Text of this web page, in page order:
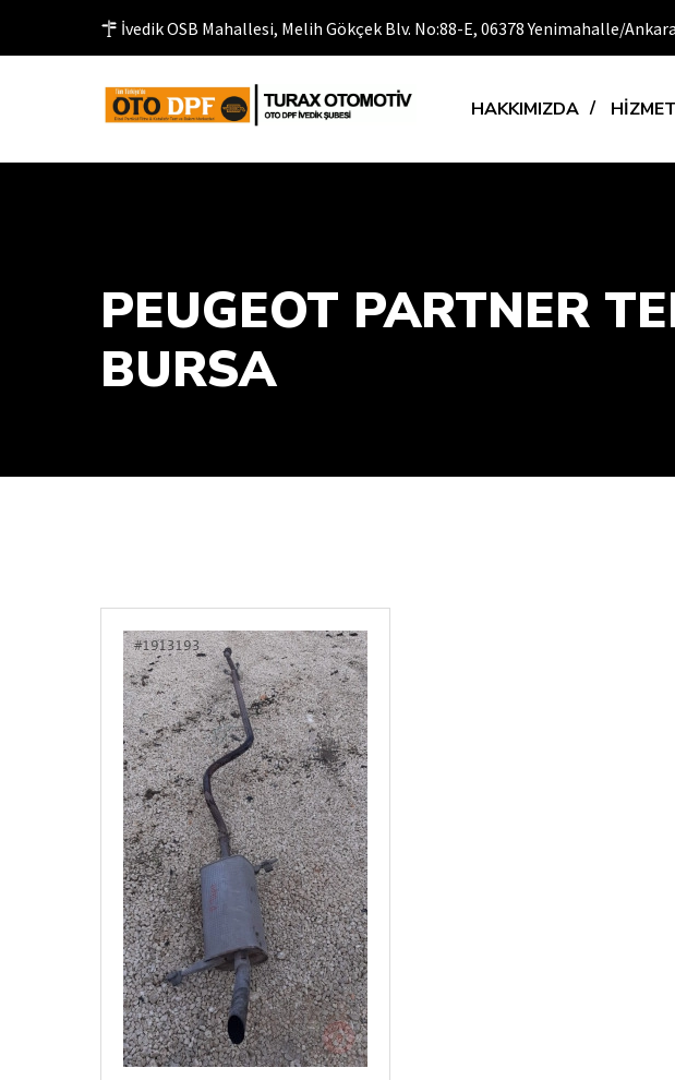
İvedik OSB Mahallesi, Melih Gökçek Blv. No:88-E, 06378 Yenimahalle/Ankara
HAKKIMIZDA
PEUGEOT PARTNER
BURSA